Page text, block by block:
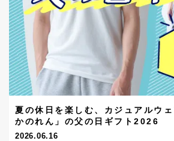
夏の休日を楽しむ、カジュアルウ
かのれん」の父の日ギフト2026
2026.06.16